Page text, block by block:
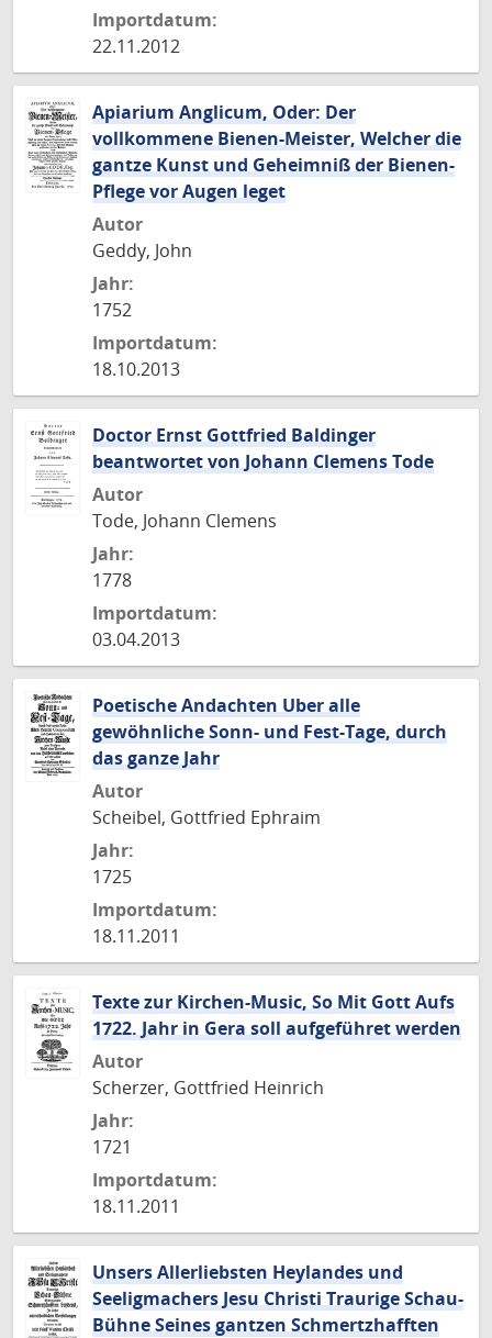
Importdatum:
22.11.2012
Apiarium Anglicum, Oder: Der
vollkommene Bienen-Meister, Welcher die
gantze Kunst und Geheimniß der Bienen-
Pflege vor Augen leget
Autor
Geddy, John
Jahr:
1752
Importdatum:
18.10.2013
Doctor Ernst Gottfried Baldinger
beantwortet von Johann Clemens Tode
Autor
Tode, Johann Clemens
Jahr:
1778
Importdatum:
03.04.2013
Poetische Andachten Uber alle
gewöhnliche Sonn- und Fest-Tage, durch
das ganze Jahr
Autor
Scheibel, Gottfried Ephraim
Jahr:
1725
Importdatum:
18.11.2011
Texte zur Kirchen-Music, So Mit Gott Aufs
1722. Jahr in Gera soll aufgeführet werden
Autor
Scherzer, Gottfried Heinrich
Jahr:
1721
Importdatum:
18.11.2011
Unsers Allerliebsten Heylandes und
Seeligmachers Jesu Christi Traurige Schau-
Bühne Seines gantzen Schmertzhafften